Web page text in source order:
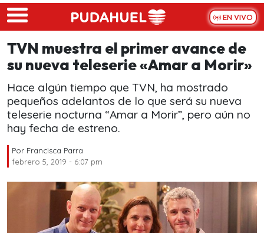
Skip to main content
EN VIVO
TVN muestra el primer avance de
su nueva teleserie «Amar a Morir»
Hace algún tiempo que TVN, ha mostrado
pequeños adelantos de lo que será su nueva
teleserie nocturna “Amar a Morir”, pero aún no
hay fecha de estreno.
Por Francisca Parra
febrero 5, 2019 - 6:07 pm